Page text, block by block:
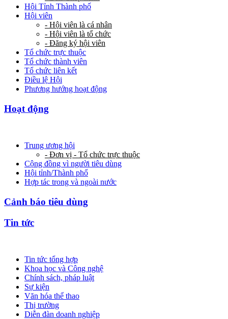
Hội Tỉnh Thành phố
Hội viên
- Hội viên là cá nhân
- Hội viên là tổ chức
- Đăng ký hội viên
Tổ chức trực thuộc
Tổ chức thành viên
Tổ chức liên kết
Điều lệ Hội
Phương hướng hoạt động
Hoạt động
Trung ương hội
- Đơn vị - Tổ chức trực thuộc
Cộng đồng vì người tiêu dùng
Hội tỉnh/Thành phố
Hợp tác trong và ngoài nước
Cảnh báo tiêu dùng
Tin tức
Tin tức tổng hợp
Khoa học và Công nghệ
Chính sách, pháp luật
Sự kiện
Văn hóa thể thao
Thị trường
Diễn đàn doanh nghiệp